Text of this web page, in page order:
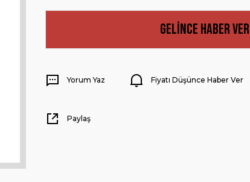
Gelince Haber Ver
Yorum Yaz Fiyatı Düşünce Haber Ver
Paylaş